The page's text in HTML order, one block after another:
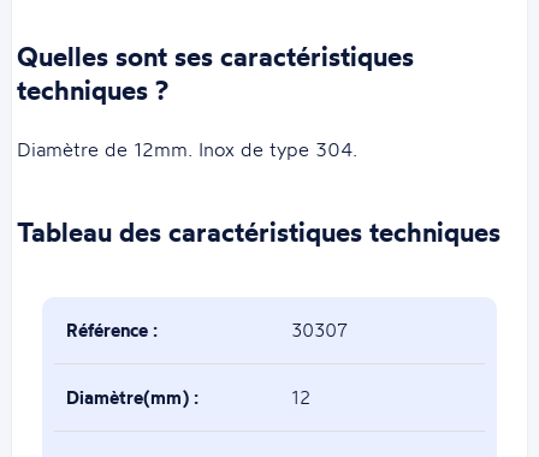
Quelles sont ses caractéristiques
techniques ?
Diamètre de 12mm. Inox de type 304.
Tableau des caractéristiques techniques
Référence : 30307
Diamètre(mm) : 12